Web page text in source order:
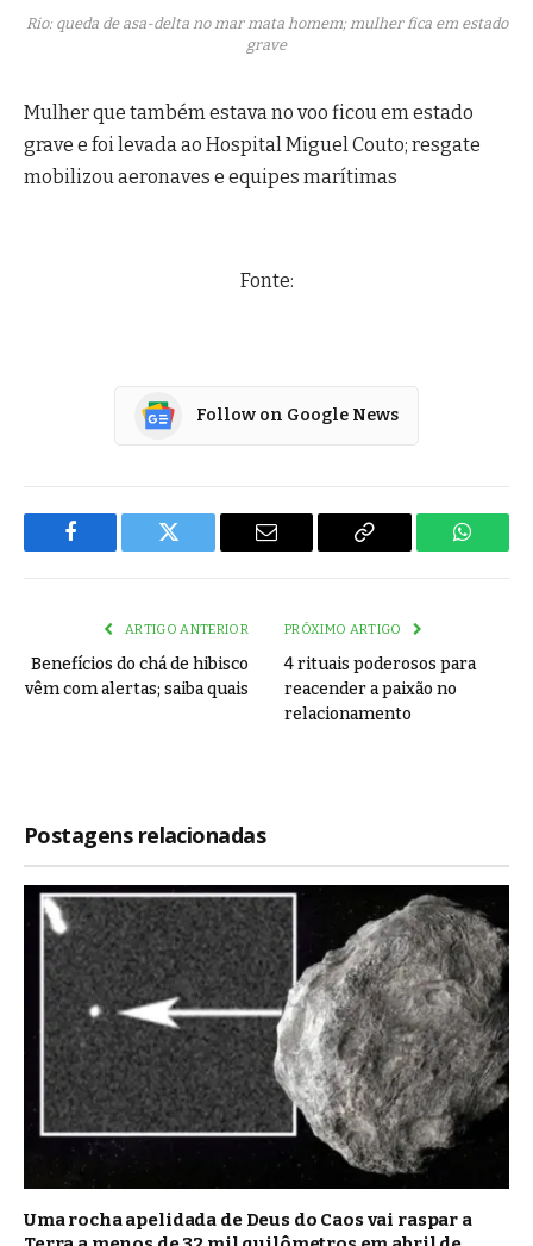
Rio: queda de asa-delta no mar mata homem; mulher fica em estado
grave
Mulher que também estava no voo ficou em estado
grave e foi levada ao Hospital Miguel Couto; resgate
mobilizou aeronaves e equipes marítimas
Fonte:
Follow on Google News
Facebook Twitter Email
Copy
ARTIGO ANTERIOR
Benefícios do chá de hibisco
vêm com alertas; saiba quais
PRÓXIMO ARTIGO
4 rituais poderosos para
reacender a paixão no
relacionamento
Postagens relacionadas
Uma rocha apelidada de Deus do Caos vai raspar a